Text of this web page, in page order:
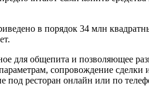
в порядок 34 млн
для общепита и позволяющее
сопровождение сделки
под ресторан онлайн или по